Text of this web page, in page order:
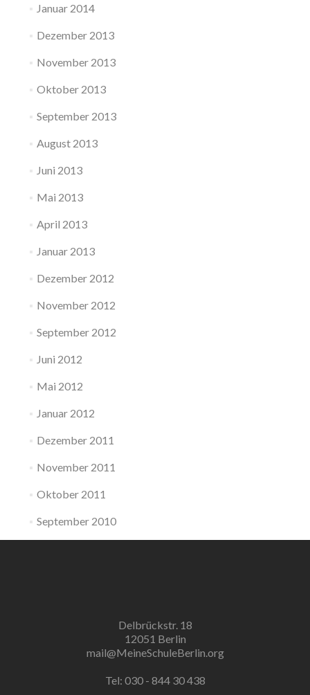
Januar 2014
Dezember 2013
November 2013
Oktober 2013
September 2013
August 2013
Juni 2013
Mai 2013
April 2013
Januar 2013
Dezember 2012
November 2012
September 2012
Juni 2012
Mai 2012
Januar 2012
Dezember 2011
November 2011
Oktober 2011
September 2010
Delbrückstr. 18
12051 Berlin
mail@MeineSchuleBerlin.org
Tel: 030 - 844 30 438